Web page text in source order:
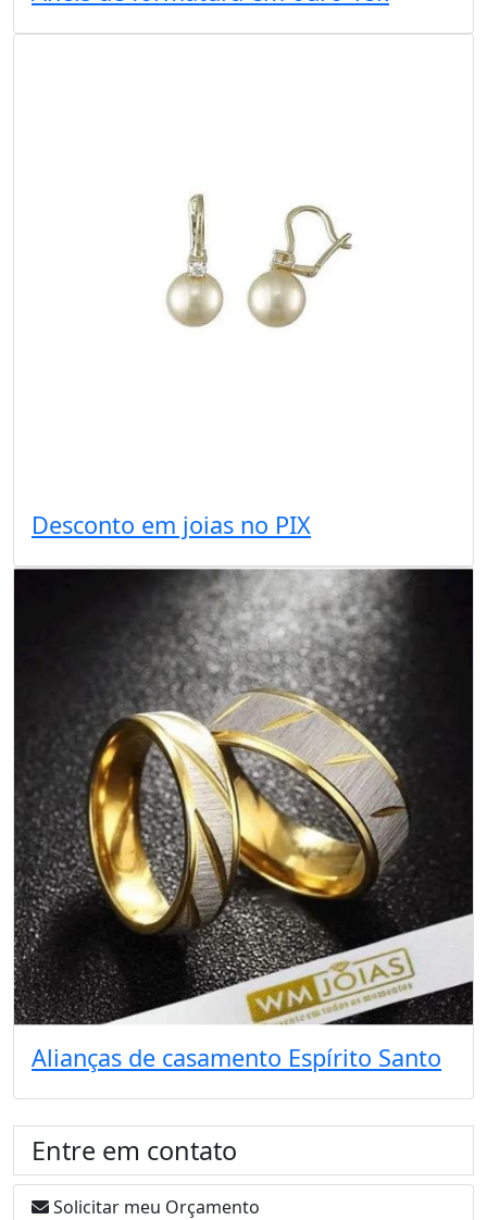
Desconto em joias no PIX
Alianças de casamento Espírito Santo
Entre em contato
Solicitar meu Orçamento